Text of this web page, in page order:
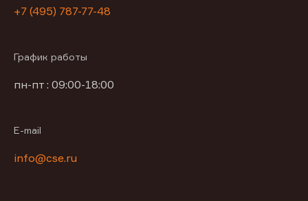
+7 (495) 787-77-48
График работы
пн-пт : 09:00-18:00
E-mail
info@cse.ru